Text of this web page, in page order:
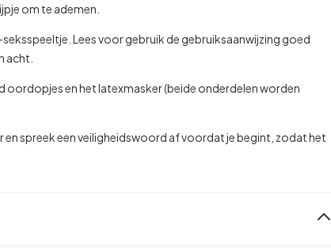
om te ademen.
seksspeeltje. Lees voor gebruik de gebruiksaanwijzing goed
acht.
oordopjes en het latexmasker (beide onderdelen worden
spreek een veiligheidswoord af voordat je begint, zodat het